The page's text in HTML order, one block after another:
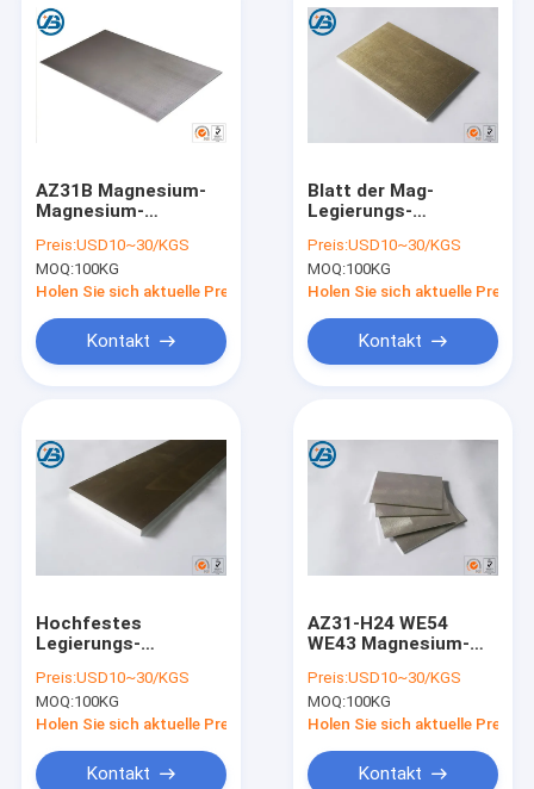
Produkte
Über uns
Nachrichten
Fordern Sie ein Zitat
AZ31B Magnesium-
Magnesium-
glatte Oberfläche mit
CER Bescheinigung
Preis:USD10~30/KGS
MOQ:100KG
Holen Sie sich aktuelle Preis
Kontakt
Blatt der Mag-
Legierungs-
Werkzeugausstattungs-
Platten-AZ31B
0.3mm bis 300mm
Preis:USD10~30/KGS
MOQ:100KG
Holen Sie sich aktuelle Preis
Kontakt
Hochfestes
Legierungs-
Material-Planum des
Magnesium-AZ31
Preis:USD10~30/KGS
MOQ:100KG
Holen Sie sich aktuelle Preis
Kontakt
AZ31-H24 WE54
WE43 Magnesium-
Rechteck-Form für
Automobilindustrie
Preis:USD10~30/KGS
MOQ:100KG
Holen Sie sich aktuelle Preis
Kontakt